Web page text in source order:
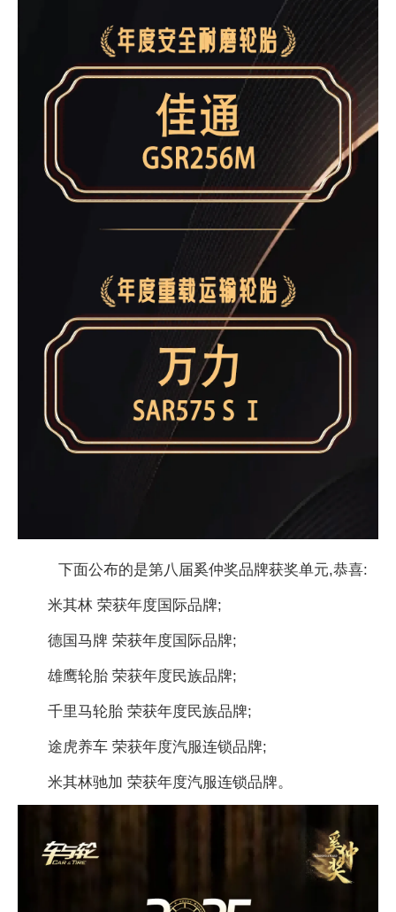
下面公布的是第八届奚仲奖品牌获奖单元,恭喜:
米其林 荣获年度国际品牌;
德国马牌 荣获年度国际品牌;
雄鹰轮胎 荣获年度民族品牌;
千里马轮胎 荣获年度民族品牌;
途虎养车 荣获年度汽服连锁品牌;
米其林驰加 荣获年度汽服连锁品牌。